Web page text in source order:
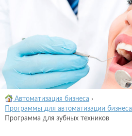
Автоматизация бизнеса ›
Программы для автоматизации бизнеса
Программа для зубных техников